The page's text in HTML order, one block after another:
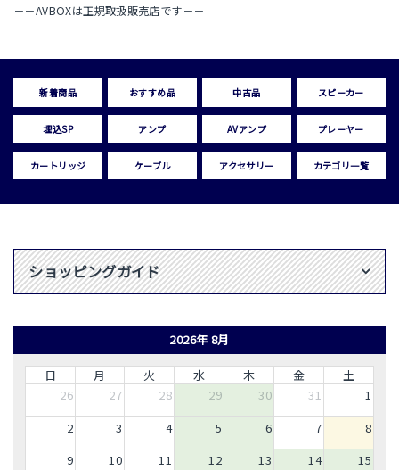
－－AVBOXは正規取扱販売店です－－
新着商品 おすすめ品 中古品 スピーカー
埋込SP アンプ AVアンプ プレーヤー
カートリッジ ケーブル アクセサリー カテゴリ一覧
ショッピングガイド
2026年 8月
日 月 火 水 木 金
土
26
27 28 29 30 31
1
2
3 4 5 6 7
8
9
10 11 12 13 14
15